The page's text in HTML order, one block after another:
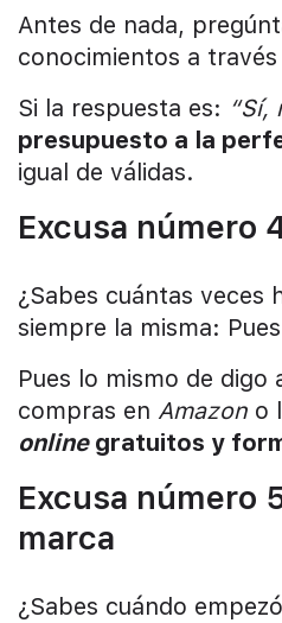
Antes de nada,
conocimientos a
Si la respuesta es: “Sí,
presupuesto a la
igual de válidas.
Excusa número
¿Sabes cuántas veces
siempre la misma:
Pues lo mismo de
compras en Amazon o
onlinegratuitos y
Excusa número
marca
¿Sabes cuándo